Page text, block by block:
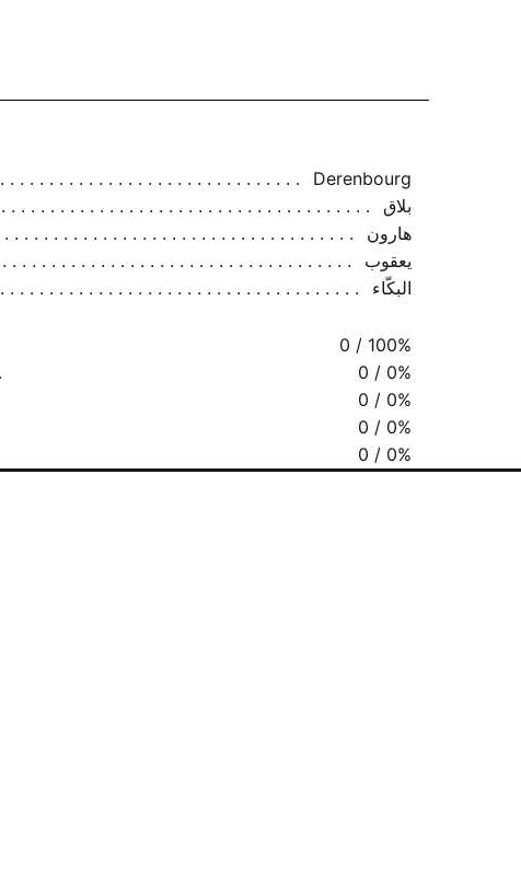
Derenbourg
بلاق
هارون
يعقوب
البكّاء
0 / 100%
0 / 0%
0 / 0%
0 / 0%
0 / 0%